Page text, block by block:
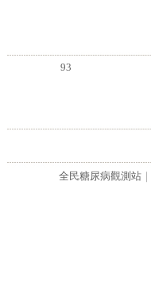
93
全民糖尿病觀測站｜